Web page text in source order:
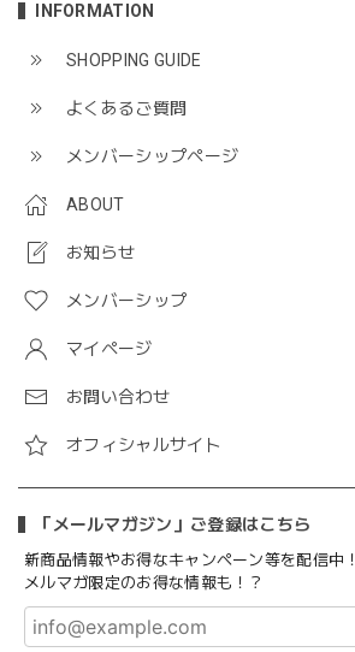
INFORMATION
SHOPPING GUIDE
よくあるご質問
メンバーシップページ
ABOUT
お知らせ
メンバーシップ
マイページ
お問い合わせ
オフィシャルサイト
「メールマガジン」ご登録はこちら
新商品情報やお得なキャンペーン等を配信中！
メルマガ限定のお得な情報も！？